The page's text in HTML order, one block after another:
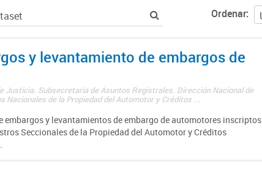
Ordenar
y levantamiento de embargos de
Justicia. Subsecretaría de Asuntos Registrales. Dirección Nacional de
Nacionales de la Propiedad del Automotor y Créditos ...
embargos y levantamientos de embargo de automotores inscriptos
Seccionales de la Propiedad del Automotor y Créditos